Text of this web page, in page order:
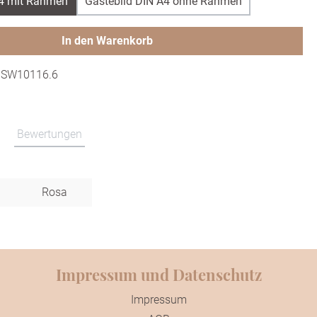
In den Warenkorb
SW10116.6
Bewertungen
Rosa
Impressum und Datenschutz
Impressum